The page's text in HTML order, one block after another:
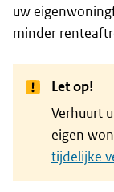
uw
minder
Let op!
Verhuurt
eigen
tijdelijke